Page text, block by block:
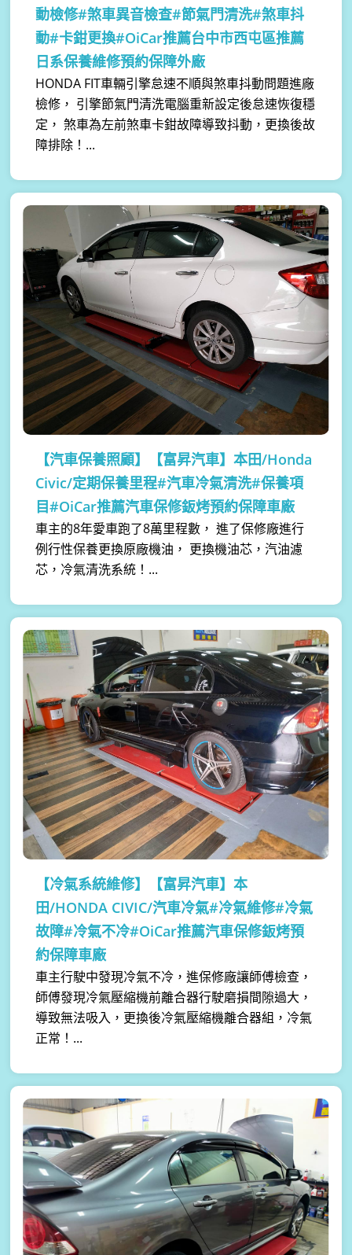
動檢修#煞車異音檢查#節氣門清洗#煞車抖
動#卡鉗更換#OiCar推薦台中市西屯區推薦
日系保養維修預約保障外廠
HONDA FIT車輛引擎怠速不順與煞車抖動問題進廠
檢修， 引擎節氣門清洗電腦重新設定後怠速恢復穩
定， 煞車為左前煞車卡鉗故障導致抖動，更換後故
障排除！...
【汽車保養照顧】
【富昇汽車】本田/Honda
Civic/定期保養里程#汽車冷氣清洗#保養項
目#OiCar推薦汽車保修鈑烤預約保障車廠
車主的8年愛車跑了8萬里程數， 進了保修廠進行
例行性保養更換原廠機油， 更換機油芯，汽油濾
芯，冷氣清洗系統！...
【冷氣系統維修】
【富昇汽車】本
田/HONDA CIVIC/汽車冷氣#冷氣維修#冷氣
故障#冷氣不冷#OiCar推薦汽車保修鈑烤預
約保障車廠
車主行駛中發現冷氣不冷，進保修廠讓師傅檢查，
師傅發現冷氣壓縮機前離合器行駛磨損間隙過大，
導致無法吸入，更換後冷氣壓縮機離合器組，冷氣
正常！...